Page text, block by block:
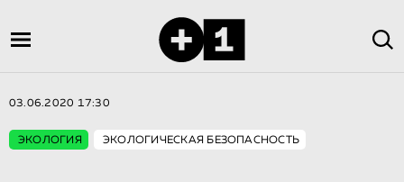
03.06.2020 17:30
ЭКОЛОГИЯ ЭКОЛОГИЧЕСКАЯ БЕЗОПАСНОСТЬ